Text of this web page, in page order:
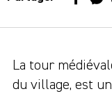
La tour
du village, est